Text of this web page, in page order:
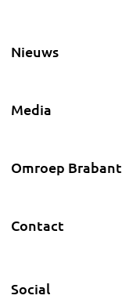
Nieuws
Media
Omroep Brabant
Contact
Social